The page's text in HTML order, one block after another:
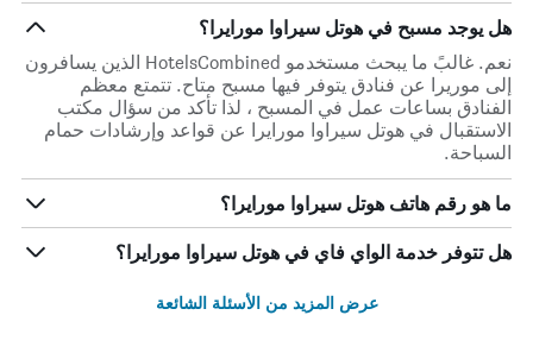
هل يوجد مسبح في هوتل سيراوا مورايرا؟
نعم. غالبً ما يبحث مستخدمو HotelsCombined الذين يسافرون
إلى موريرا عن فنادق يتوفر فيها مسبح متاح. تتمتع معظم
الفنادق بساعات عمل في المسبح ، لذا تأكد من سؤال مكتب
الاستقبال في هوتل سيراوا مورايرا عن قواعد وإرشادات حمام
السباحة.
ما هو رقم هاتف هوتل سيراوا مورايرا؟
هل تتوفر خدمة الواي فاي في هوتل سيراوا مورايرا؟
عرض المزيد من الأسئلة الشائعة